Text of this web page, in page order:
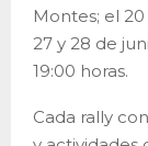
Montes; el
27 y 28 de
19:00 horas.
Cada rally